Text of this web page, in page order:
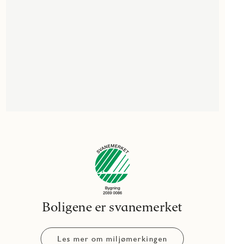
Boligene er svanemerket
Les mer om miljømerkingen